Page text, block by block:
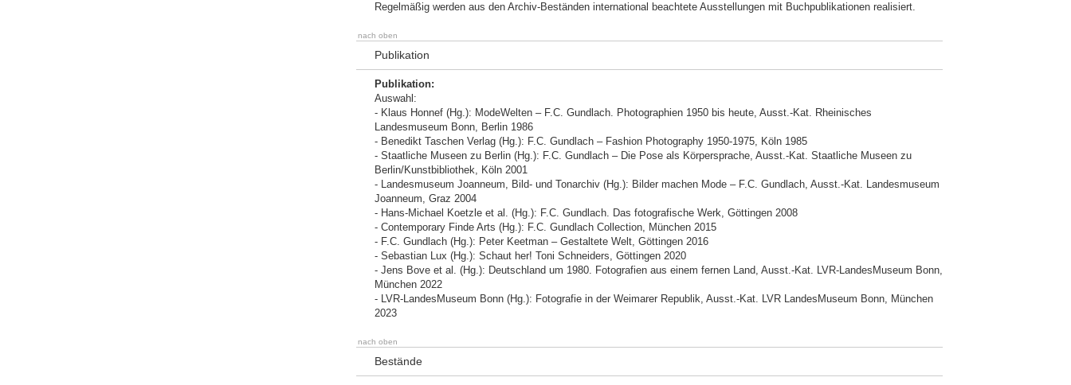
Regelmäßig werden aus den Archiv-Beständen international beachtete Ausstellungen mit Buchpublikationen realisiert.
nach oben
Publikation
Publikation:
Auswahl:
- Klaus Honnef (Hg.): ModeWelten – F.C. Gundlach. Photographien 1950 bis heute, Ausst.-Kat. Rheinisches
Landesmuseum Bonn, Berlin 1986
- Benedikt Taschen Verlag (Hg.): F.C. Gundlach – Fashion Photography 1950-1975, Köln 1985
- Staatliche Museen zu Berlin (Hg.): F.C. Gundlach – Die Pose als Körpersprache, Ausst.-Kat. Staatliche Museen zu
Berlin/Kunstbibliothek, Köln 2001
- Landesmuseum Joanneum, Bild- und Tonarchiv (Hg.): Bilder machen Mode – F.C. Gundlach, Ausst.-Kat. Landesmuseum
Joanneum, Graz 2004
- Hans-Michael Koetzle et al. (Hg.): F.C. Gundlach. Das fotografische Werk, Göttingen 2008
- Contemporary Finde Arts (Hg.): F.C. Gundlach Collection, München 2015
- F.C. Gundlach (Hg.): Peter Keetman – Gestaltete Welt, Göttingen 2016
- Sebastian Lux (Hg.): Schaut her! Toni Schneiders, Göttingen 2020
- Jens Bove et al. (Hg.): Deutschland um 1980. Fotografien aus einem fernen Land, Ausst.-Kat. LVR-LandesMuseum Bonn,
München 2022
- LVR-LandesMuseum Bonn (Hg.): Fotografie in der Weimarer Republik, Ausst.-Kat. LVR LandesMuseum Bonn, München
2023
nach oben
Bestände